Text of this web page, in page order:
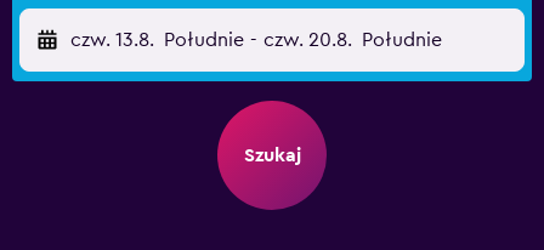
czw. 13.8. Południe - czw. 20.8. Południe
Szukaj